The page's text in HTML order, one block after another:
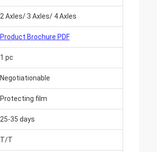
2 Axles/ 3 Axles/ 4 Axles
Product Brochure PDF
1 pc
Negotiationable
Protecting film
25-35 days
T/T